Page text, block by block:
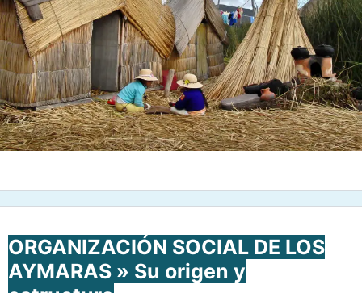
ORGANIZACIÓN SOCIAL DE LOS
AYMARAS » Su origen y